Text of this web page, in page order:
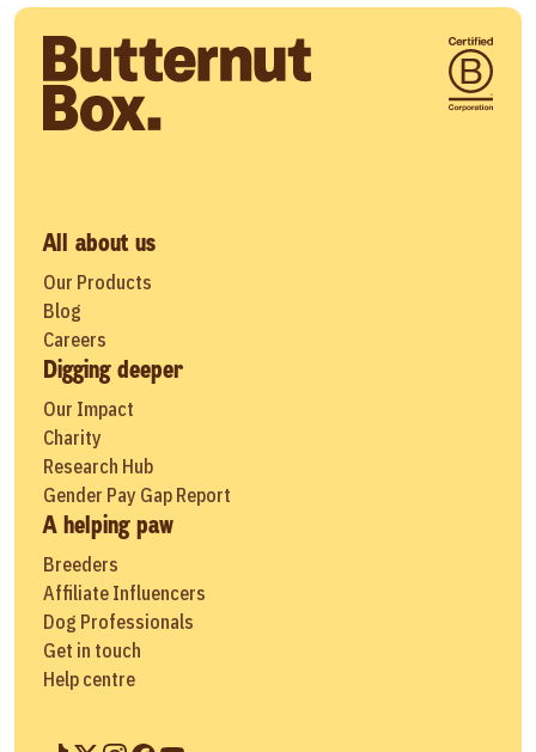
All about us
Our Products
Blog
Careers
Digging deeper
Our Impact
Charity
Research Hub
Gender Pay Gap Report
A helping paw
Breeders
Affiliate Influencers
Dog Professionals
Get in touch
Help centre